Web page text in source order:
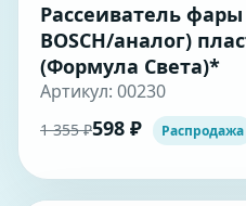
Рассеиватель
BOSCH/аналог)
(Формула Света)*
Артикул: 00230
1 355 ₽598 ₽ Распродажа